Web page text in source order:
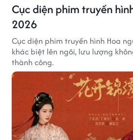
Cục diện phim truyền
2026
Cục diện phim truyền hình Hoa
khác biệt lên ngôi, lưu lượng
thành công.